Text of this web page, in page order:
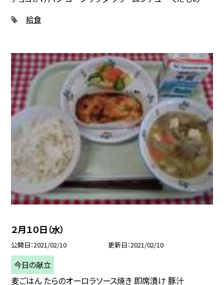
給食
２月１０日（水）
公開日 2021/02/10 更新日 2021/02/10
今日の献立
麦ごはん たらのオーロラソース焼き 即席漬け 豚汁